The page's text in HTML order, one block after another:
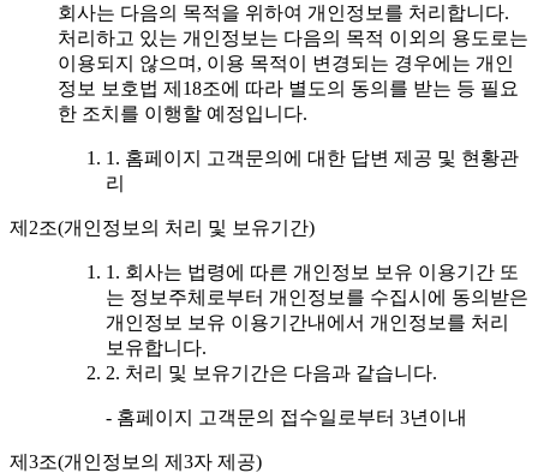
회사는 다음의 목적을 위하여 개인정보를 처리합니다.
처리하고 있는 개인정보는 다음의 목적 이외의 용도로는
이용되지 않으며, 이용 목적이 변경되는 경우에는 개인
정보 보호법 제18조에 따라 별도의 동의를 받는 등 필요
한 조치를 이행할 예정입니다.
1. 홈페이지 고객문의에 대한 답변 제공 및 현황관
리
제2조(개인정보의 처리 및 보유기간)
1. 회사는 법령에 따른 개인정보 보유 이용기간 또
는 정보주체로부터 개인정보를 수집시에 동의받은
개인정보 보유 이용기간내에서 개인정보를 처리
보유합니다.
2. 처리 및 보유기간은 다음과 같습니다.
- 홈페이지 고객문의 접수일로부터 3년이내
제3조(개인정보의 제3자 제공)